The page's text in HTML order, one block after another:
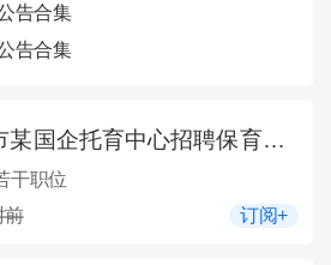
告合集
告合集
企托育中心招聘保育员2人公告
干职位
前 订阅+